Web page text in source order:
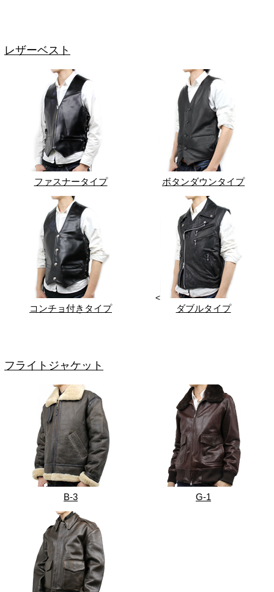
レザーベスト
ファスナータイプ ボタンダウンタイプ
コンチョ付きタイプ
<
ダブルタイプ
フライトジャケット
B-3 G-1